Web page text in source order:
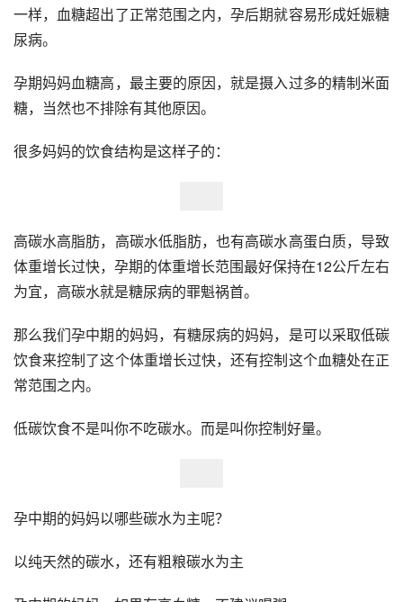
一样，血糖超出了正常范围之内，孕后期就容易形成妊娠糖
尿病。
孕期妈妈血糖高，最主要的原因，就是摄入过多的精制米面
糖，当然也不排除有其他原因。
很多妈妈的饮食结构是这样子的：
高碳水高脂肪，高碳水低脂肪，也有高碳水高蛋白质，导致
体重增长过快，孕期的体重增长范围最好保持在12公斤左右
为宜，高碳水就是糖尿病的罪魁祸首。
那么我们孕中期的妈妈，有糖尿病的妈妈，是可以采取低碳
饮食来控制了这个体重增长过快，还有控制这个血糖处在正
常范围之内。
低碳饮食不是叫你不吃碳水。而是叫你控制好量。
孕中期的妈妈以哪些碳水为主呢？
以纯天然的碳水，还有粗粮碳水为主